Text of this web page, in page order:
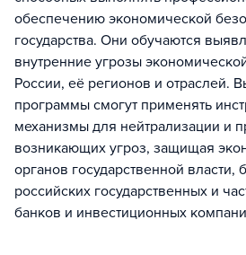
обеспечению экономической
государства. Они обучаются
внутренние угрозы
России, её регионов и отраслей.
программы смогут применять
механизмы для нейтрализации и
возникающих угроз, защищая
органов государственной
российских государственных и
банков и инвестиционных